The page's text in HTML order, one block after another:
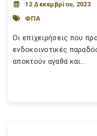
12 Δεκεμβρίου, 2023
ΦΠΑ
Οι επιχειρήσεις που
ενδοκοινοτικές
αποκτούν αγαθά και...